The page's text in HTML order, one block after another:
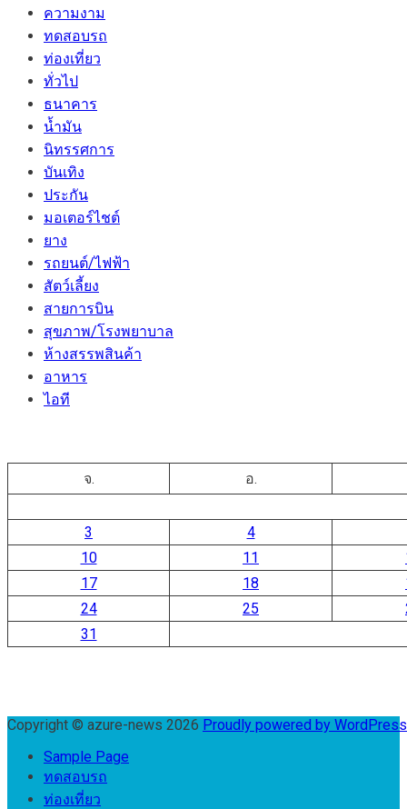
ความงาม
ทดสอบรถ
ท่องเที่ยว
ทั่วไป
ธนาคาร
น้ำมัน
นิทรรศการ
บันเทิง
ประกัน
มอเตอร์ไชต์
ยาง
รถยนต์/ไฟฟ้า
สัตว์เลี้ยง
สายการบิน
สุขภาพ/โรงพยาบาล
ห้างสรรพสินค้า
อาหาร
ไอที
จ. อ.
3
4
10
11
17
18
24
25
31
Copyright © azure-news 2026 Proudly powered by
Sample Page
ทดสอบรถ
ท่องเที่ยว